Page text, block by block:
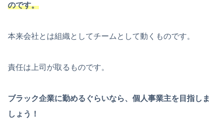
のです。
本来会社とは組織としてチームとして動くものです。
責任は上司が取るものです。
ブラック企業に勤めるぐらいなら、個人事業主を目指しま
しょう！